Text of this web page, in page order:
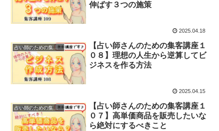
伸ばす３つの施策
2025.04.18
占い師のための集客講座
【占い師さんのための集客講座１
０８】理想の人生から逆算してビ
ジネスを作る方法
2025.04.15
占い師のための集客講座
【占い師さんのための集客講座１
０７】高単価商品を販売したいな
ら絶対にするべきこと